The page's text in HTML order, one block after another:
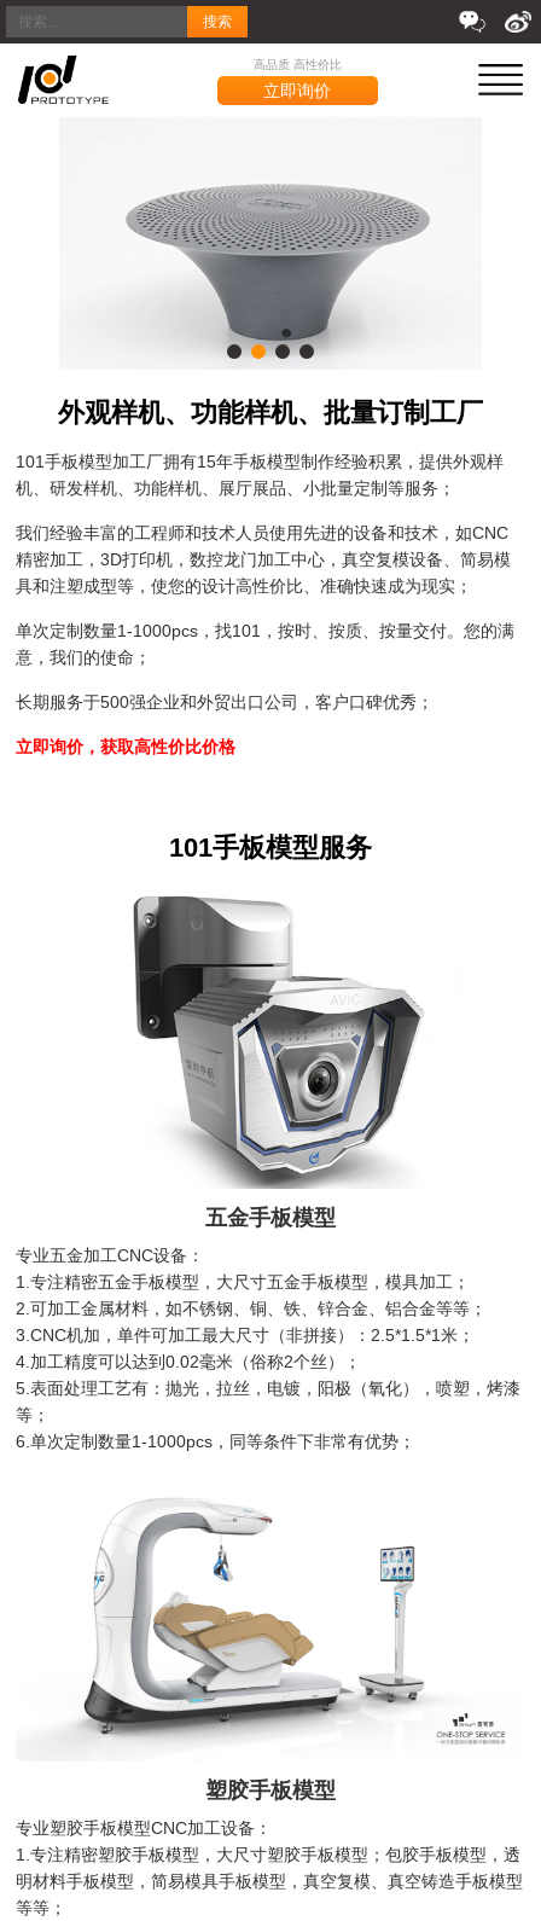
搜索
高品质 高性价比
立即询价
外观样机、功能样机、批量订制工厂
101手板模型加工厂拥有15年手板模型制作经验积累，提供外观样
机、研发样机、功能样机、展厅展品、小批量定制等服务；
我们经验丰富的工程师和技术人员使用先进的设备和技术，如CNC
精密加工，3D打印机，数控龙门加工中心，真空复模设备、简易模
具和注塑成型等，使您的设计高性价比、准确快速成为现实；
单次定制数量1-1000pcs，找101，按时、按质、按量交付。您的满
意，我们的使命；
长期服务于500强企业和外贸出口公司，客户口碑优秀；
立即询价，获取高性价比价格
101手板模型服务
五金手板模型
专业五金加工CNC设备：
1.专注精密五金手板模型，大尺寸五金手板模型，模具加工；
2.可加工金属材料，如不锈钢、铜、铁、锌合金、铝合金等等；
3.CNC机加，单件可加工最大尺寸（非拼接）：2.5*1.5*1米；
4.加工精度可以达到0.02毫米（俗称2个丝）；
5.表面处理工艺有：抛光，拉丝，电镀，阳极（氧化），喷塑，烤漆
等；
6.单次定制数量1-1000pcs，同等条件下非常有优势；
塑胶手板模型
专业塑胶手板模型CNC加工设备：
1.专注精密塑胶手板模型，大尺寸塑胶手板模型；包胶手板模型，透
明材料手板模型，简易模具手板模型，真空复模、真空铸造手板模型
等等；